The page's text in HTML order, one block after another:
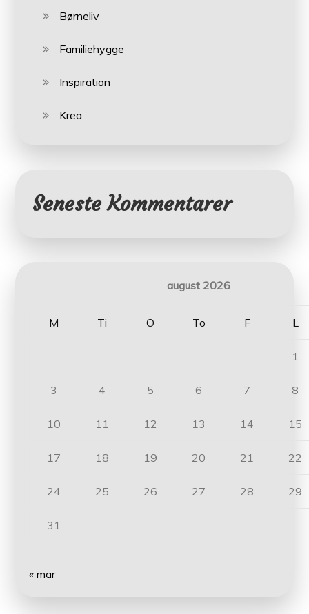
Børneliv
Familiehygge
Inspiration
Krea
Seneste Kommentarer
august 2026
M Ti O To F L
1
3 4 5 6 7 8
10 11 12 13 14 15
17 18 19 20 21 22
24 25 26 27 28 29
31
« mar